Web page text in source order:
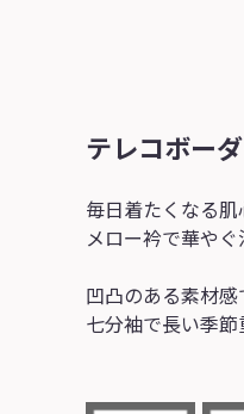
テレコボー
毎日着たくなる肌
メロー衿で華やぐ
凹凸のある素材感
七分袖で長い季節